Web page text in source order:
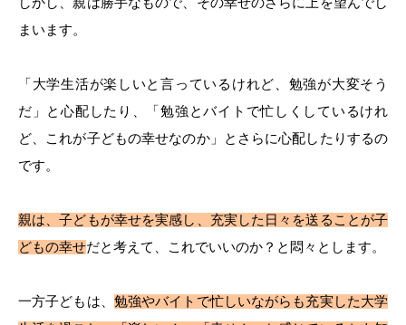
まいます。
「大学生活が楽しいと言っているけれど、勉強が大変そう
だ」と心配したり、「勉強とバイトで忙しくしているけれ
ど、これが子どもの幸せなのか」とさらに心配したりするの
です。
親は、子どもが幸せを実感し、充実した日々を送ることが子
どもの幸せだと考えて、これでいいのか？と悶々とします。
一方子どもは、 勉強やバイトで忙しいながらも充実した大学